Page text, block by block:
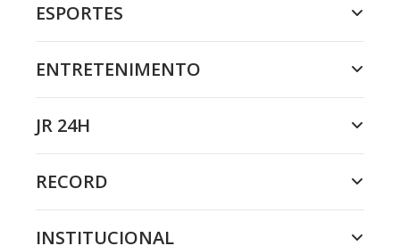
ESPORTES
ENTRETENIMENTO
JR 24H
RECORD
INSTITUCIONAL